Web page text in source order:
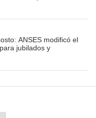
ANSES modificó el
jubilados y